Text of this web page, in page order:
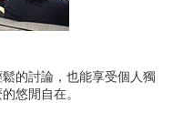
的討論，也能享受個人獨
悠閒自在。